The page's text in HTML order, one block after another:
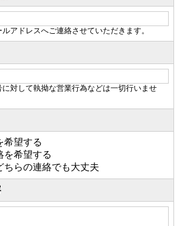
アドレスへご連絡させていただきます。
対して執拗な営業行為などは一切行いませ
希望する
を希望する
ちらの連絡でも大丈夫